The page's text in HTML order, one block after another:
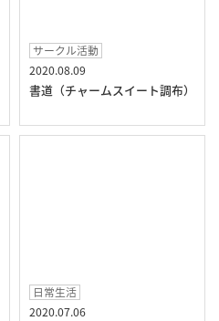
サークル活動
2020.08.09
書道（チャームスイート調布）
日常生活
2020.07.06